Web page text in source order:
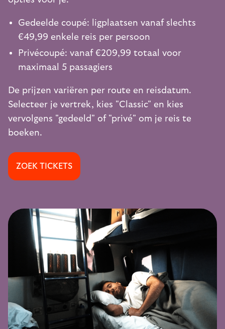
Gedeelde coupé: ligplaatsen vanaf slechts
€49,99 enkele reis per persoon
Privécoupé: vanaf €209,99 totaal voor
maximaal 5 passagiers
De prijzen variëren per route en reisdatum.
Selecteer je vertrek, kies "Classic" en kies
vervolgens "gedeeld" of "privé" om je reis te
boeken.
ZOEK TICKETS